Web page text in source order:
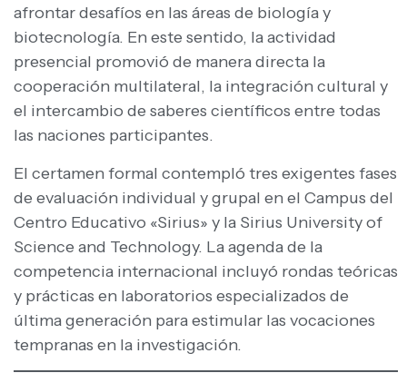
afrontar desafíos en las áreas de biología y
biotecnología. En este sentido, la actividad
presencial promovió de manera directa la
cooperación multilateral, la integración cultural y
el intercambio de saberes científicos entre todas
las naciones participantes.
El certamen formal contempló tres exigentes fases
de evaluación individual y grupal en el Campus del
Centro Educativo «Sirius» y la Sirius University of
Science and Technology. La agenda de la
competencia internacional incluyó rondas teóricas
y prácticas en laboratorios especializados de
última generación para estimular las vocaciones
tempranas en la investigación.